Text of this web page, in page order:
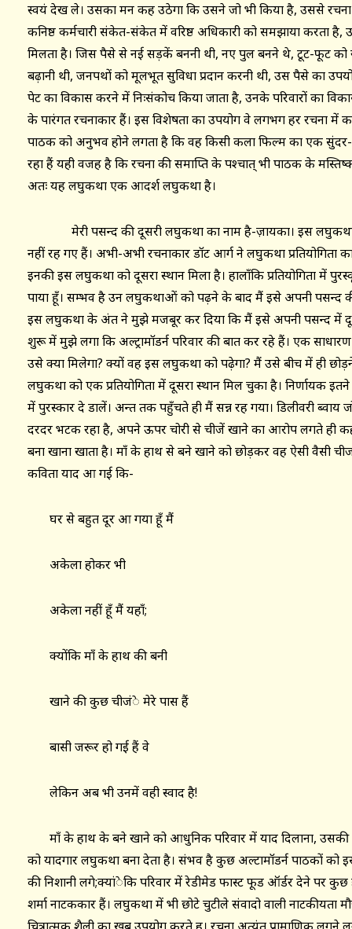
स्वयं देख ले। उसका मन कह उठेगा कि उसने जो भी किया है, उससे
कनिष्ठ कर्मचारी संकेत-संकेत में वरिष्ठ अधिकारी को समझाया करता
मिलता है। जिस पैसे से नई सड़कें बननी थी, नए पुल बनने थे, टूट-फूट
बढ़ानी थी, जनपथों को मूलभूत सुविधा प्रदान करनी थी, उस पैसे का
पेट का विकास करने में निःसंकोच किया जाता है, उनके परिवारों का
के पारंगत रचनाकार हैं। इस विशेषता का उपयोग वे लगभग हर रचना
पाठक को अनुभव होने लगता है कि वह किसी कला फिल्म का एक
रहा हैं यही वजह है कि रचना की समाप्ति के पश्चात् भी पाठक के
अतः यह लघुकथा एक आदर्श लघुकथा है।
मेरी पसन्द की दूसरी लघुकथा का नाम है-ज़ायका। इस
नहीं रह गए हैं। अभी-अभी रचनाकार डॉट आर्ग ने लघुकथा प्रतियोगिता
इनकी इस लघुकथा को दूसरा स्थान मिला है। हालाँकि प्रतियोगिता में
पाया हूँ। सम्भव है उन लघुकथाओं को पढ़ने के बाद मैं इसे अपनी पसन्द
इस लघुकथा के अंत ने मुझे मजबूर कर दिया कि मैं इसे अपनी पसन्द में
शुरू में मुझे लगा कि अल्ट्रामॉडर्न परिवार की बात कर रहे हैं। एक
उसे क्या मिलेगा? क्यों वह इस लघुकथा को पढ़ेगा? मैं उसे बीच में ही
लघुकथा को एक प्रतियोगिता में दूसरा स्थान मिल चुका है। निर्णायक
में पुरस्कार दे डालें। अन्त तक पहुँचते ही मैं सन्न रह गया। डिलीवरी ब्वाय
दरदर भटक रहा है, अपने ऊपर चोरी से चीजें खाने का आरोप लगते ही
बना खाना खाता है। माँ के हाथ से बने खाने को छोड़कर वह ऐसी वैसी
कविता याद आ गई कि-
घर से बहुत दूर आ गया हूँ मैं
अकेला होकर भी
अकेला नहीं हूँ मैं यहाँ;
क्योंकि माँ के हाथ की बनी
खाने की कुछ चीजंे मेरे पास हैं
बासी जरूर हो गई हैं वे
लेकिन अब भी उनमें वही स्वाद है!
माँ के हाथ के बने खाने को आधुनिक परिवार में याद दिलाना, उसकी
को यादगार लघुकथा बना देता है। संभव है कुछ अल्टामॉडर्न पाठकों
की निशानी लगे;क्यांेकि परिवार में रेडीमेड फास्ट फूड ऑर्डर देने पर कुछ
शर्मा नाटककार हैं। लघुकथा में भी छोटे चुटीले संवादो वाली नाटकीयता